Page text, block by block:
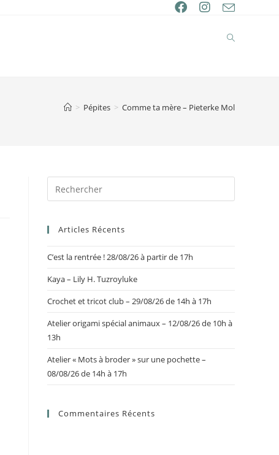
> Pépites > Comme ta mère – Pieterke Mol
Articles Récents
C’est la rentrée ! 28/08/26 à partir de 17h
Kaya – Lily H. Tuzroyluke
Crochet et tricot club – 29/08/26 de 14h à 17h
Atelier origami spécial animaux – 12/08/26 de 10h à
13h
Atelier « Mots à broder » sur une pochette –
08/08/26 de 14h à 17h
Commentaires Récents